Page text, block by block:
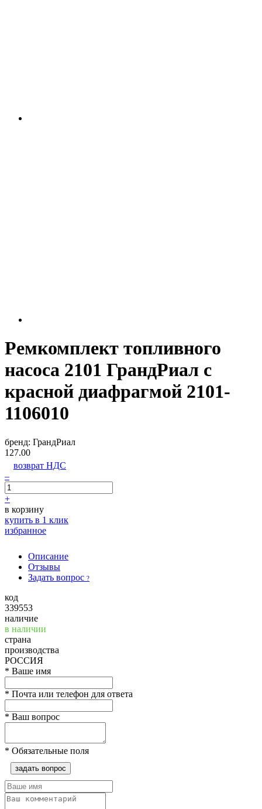
Ремкомплект топливного
насоса 2101 ГрандРиал с
красной диафрагмой 2101-
1106010
бренд: ГрандРиал
127.00
возврат НДС
–
+
в корзину
купить в 1 клик
избранное
Описание
Отзывы
Задать вопрос ?
код
339553
наличие
в наличии
страна
производства
РОССИЯ
* Ваше имя
* Почта или телефон для ответа
* Ваш вопрос
* Обязательные поля
задать вопрос